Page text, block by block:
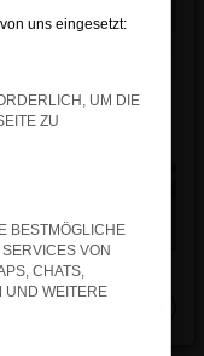
in einem
privaten
und dein
Stand
uns eingesetzt:
UM DIE
ZU
BESTMÖGLICHE
VON
CHATS,
UND WEITERE